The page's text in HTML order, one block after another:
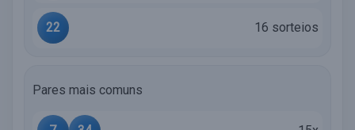
22 16 sorteios
Pares mais comuns